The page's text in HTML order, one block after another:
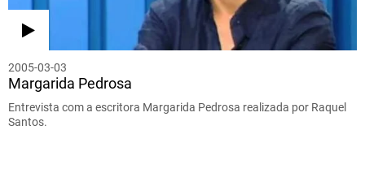
2005-03-03
Margarida Pedrosa
Entrevista com a escritora Margarida Pedrosa realizada por Raquel
Santos.